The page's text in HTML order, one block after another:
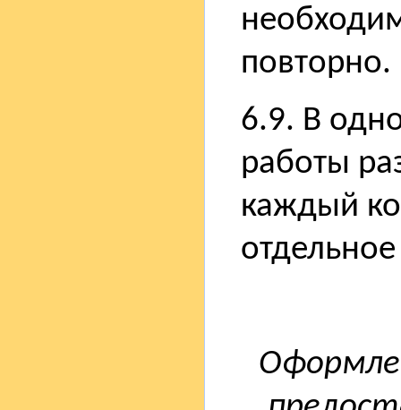
повторно.
6.9. В
работы
каждый